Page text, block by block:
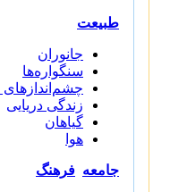
طبیعت
جانوران
سنگواره‌ها
زندگی دریایی
گیاهان
هوا
جامعه فرهنگ